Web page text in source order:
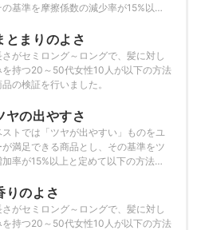
の基準を摩擦係数の減少率が15%以下
とまりのよさ
がセミロング～ロングで、髪に対し
を持つ20～50代女性10人が以下の方法
の検証を行いました。
ヤの出やすさ
ストでは「ツヤが出やすい」ものをユ
が満足できる商品とし、その基準をツ
加率が15%以上と定めて以下の方法で
りのよさ
がセミロング～ロングで、髪に対し
を持つ20～50代女性10人が以下の方法